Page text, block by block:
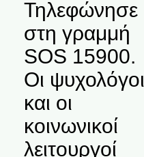
Τηλεφώνησε
στη γραμμή
SOS 15900.
Οι ψυχολόγοι
και οι
κοινωνικοί
λειτουργοί